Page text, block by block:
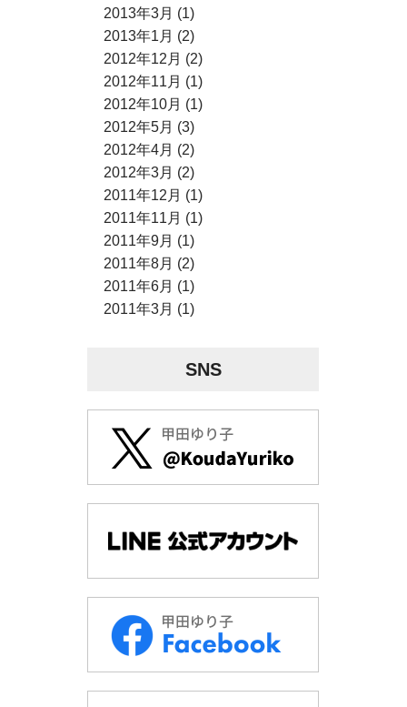
2013年3月 (1)
2013年1月 (2)
2012年12月 (2)
2012年11月 (1)
2012年10月 (1)
2012年5月 (3)
2012年4月 (2)
2012年3月 (2)
2011年12月 (1)
2011年11月 (1)
2011年9月 (1)
2011年8月 (2)
2011年6月 (1)
2011年3月 (1)
SNS